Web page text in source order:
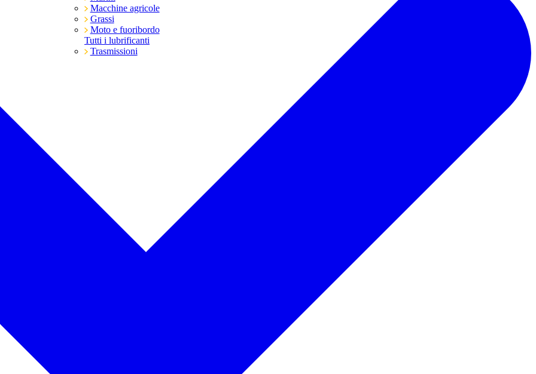
Macchine agricole
Grassi
Moto e fuoribordo
Tutti i lubrificanti
Trasmissioni